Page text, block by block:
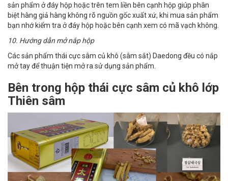
sản phẩm ở đáy hộp hoặc trên tem liền bên cạnh hộp giúp phân
biệt hàng giả hàng không rõ nguồn gốc xuất xứ, khi mua sản phẩm
bạn nhớ kiểm tra ở đáy hộp hoặc bên cạnh xem có mã vạch không.
10. Hướng dẫn mở nắp hộp
Các sản phẩm thái cực sâm củ khô (sâm sắt) Daedong đều có nắp
mở tay để thuận tiện mở ra sử dụng sản phẩm.
Bên trong hộp thái cực sâm củ khô lớp
Thiên sâm